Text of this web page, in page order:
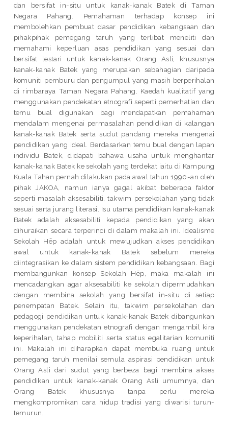
dan bersifat in-situ untuk kanak-kanak Batek di Taman
Negara Pahang. Pemahaman terhadap konsep ini
membolehkan pembuat dasar pendidikan kebangsaan dan
pihakpihak pemegang taruh yang terlibat meneliti dan
memahami keperluan asas pendidikan yang sesuai dan
bersifat lestari untuk kanak-kanak Orang Asli, khususnya
kanak-kanak Batek yang merupakan sebahagian daripada
komuniti pemburu dan pengumpul yang masih berperihalan
di rimbaraya Taman Negara Pahang. Kaedah kualitatif yang
menggunakan pendekatan etnografi seperti pemerhatian dan
temu bual digunakan bagi mendapatkan pemahaman
mendalam mengenai permasalahan pendidikan di kalangan
kanak-kanak Batek serta sudut pandang mereka mengenai
pendidikan yang ideal. Berdasarkan temu bual dengan lapan
individu Batek, didapati bahawa usaha untuk menghantar
kanak-kanak Batek ke sekolah yang terdekat iaitu di Kampung
Kuala Tahan pernah dilakukan pada awal tahun 1990-an oleh
pihak JAKOA, namun ianya gagal akibat beberapa faktor
seperti masalah aksesabiliti, takwim persekolahan yang tidak
sesuai serta jurang literasi. Isu utama pendidikan kanak-kanak
Batek adalah aksesabiliti kepada pendidikan yang akan
dihuraikan secara terperinci di dalam makalah ini. Idealisme
Sekolah Hēp adalah untuk mewujudkan akses pendidikan
awal untuk kanak-kanak Batek sebelum mereka
diintegrasikan ke dalam sistem pendidikan kebangsaan. Bagi
membangunkan konsep Sekolah Hēp, maka makalah ini
mencadangkan agar aksesabiliti ke sekolah dipermudahkan
dengan membina sekolah yang bersifat in-situ di setiap
penempatan Batek. Selain itu, takwim persekolahan dan
pedagogi pendidikan untuk kanak-kanak Batek dibangunkan
menggunakan pendekatan etnografi dengan mengambil kira
keperihalan, tahap mobiliti serta status egalitarian komuniti
ini. Makalah ini diharapkan dapat membuka ruang untuk
pemegang taruh menilai semula aspirasi pendidikan untuk
Orang Asli dari sudut yang berbeza bagi membina akses
pendidikan untuk kanak-kanak Orang Asli umumnya, dan
Orang Batek khususnya tanpa perlu mereka
mengkompromikan cara hidup tradisi yang diwarisi turun-
temurun.